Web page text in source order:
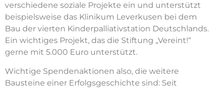
verschiedene soziale Projekte ein und unterstützt
beispielsweise das Klinikum Leverkusen bei dem
Bau der vierten Kinderpalliativstation Deutschlands.
Ein wichtiges Projekt, das die Stiftung „Vereint!“
gerne mit 5.000 Euro unterstützt.
Wichtige Spendenaktionen also, die weitere
Bausteine einer Erfolgsgeschichte sind: Seit